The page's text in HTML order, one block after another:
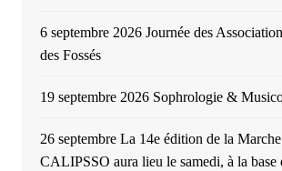
6 septembre 2026 Journée des
des Fossés
19 septembre 2026 Sophrologie &
26 septembre La 14e édition de la
CALIPSSO aura lieu le samedi, à la base